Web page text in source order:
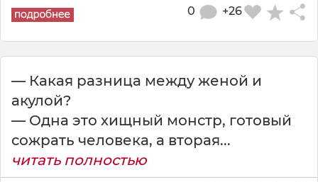
+26
0
— Какая разница между женой и
акулой?
— Одна это хищный монстр, готовый
сожрать человека, а вторая...
читать полностью